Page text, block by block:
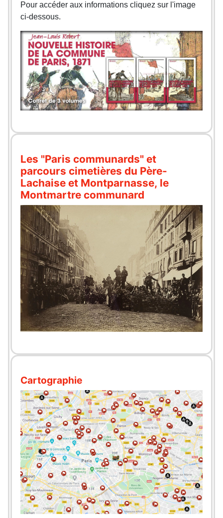
Pour accéder aux informations cliquez sur l'image
ci-dessous.
Les "Paris communards" et
parcours cimetières du Père-
Lachaise et Montparnasse, le
Montmartre communard
Cartographie